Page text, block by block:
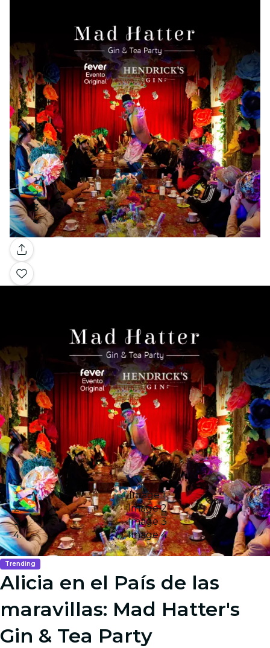
Galería
Image 1
Image 2
Image 3
Image 4
Trending
Alicia en el País de las
maravillas: Mad Hatter's
Gin & Tea Party